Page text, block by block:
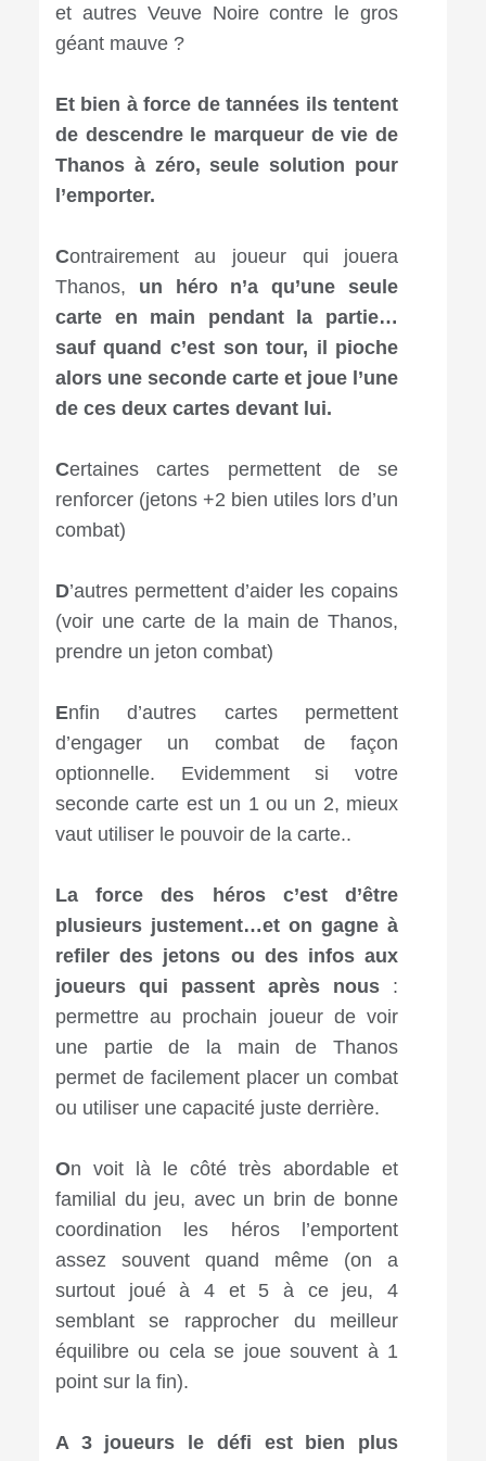
et autres Veuve Noire contre le gros
géant mauve ?
Et bien à force de tannées ils tentent
de descendre le marqueur de vie de
Thanos à zéro, seule solution pour
l’emporter.
Contrairement au joueur qui jouera
Thanos, un héro n’a qu’une seule
carte en main pendant la partie…
sauf quand c’est son tour, il pioche
alors une seconde carte et joue l’une
de ces deux cartes devant lui.
Certaines cartes permettent de se
renforcer (jetons +2 bien utiles lors d’un
combat)
D’autres permettent d’aider les copains
(voir une carte de la main de Thanos,
prendre un jeton combat)
Enfin d’autres cartes permettent
d’engager un combat de façon
optionnelle. Evidemment si votre
seconde carte est un 1 ou un 2, mieux
vaut utiliser le pouvoir de la carte..
La force des héros c’est d’être
plusieurs justement…et on gagne à
refiler des jetons ou des infos aux
joueurs qui passent après nous :
permettre au prochain joueur de voir
une partie de la main de Thanos
permet de facilement placer un combat
ou utiliser une capacité juste derrière.
On voit là le côté très abordable et
familial du jeu, avec un brin de bonne
coordination les héros l’emportent
assez souvent quand même (on a
surtout joué à 4 et 5 à ce jeu, 4
semblant se rapprocher du meilleur
équilibre ou cela se joue souvent à 1
point sur la fin).
A 3 joueurs le défi est bien plus